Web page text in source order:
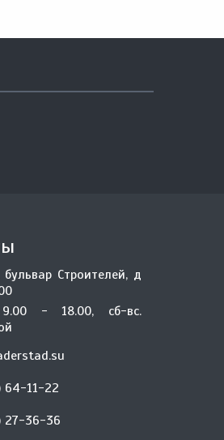
бульвар Строителей, д
- 18.00, сб-вс.
64-11-22
27-36-36